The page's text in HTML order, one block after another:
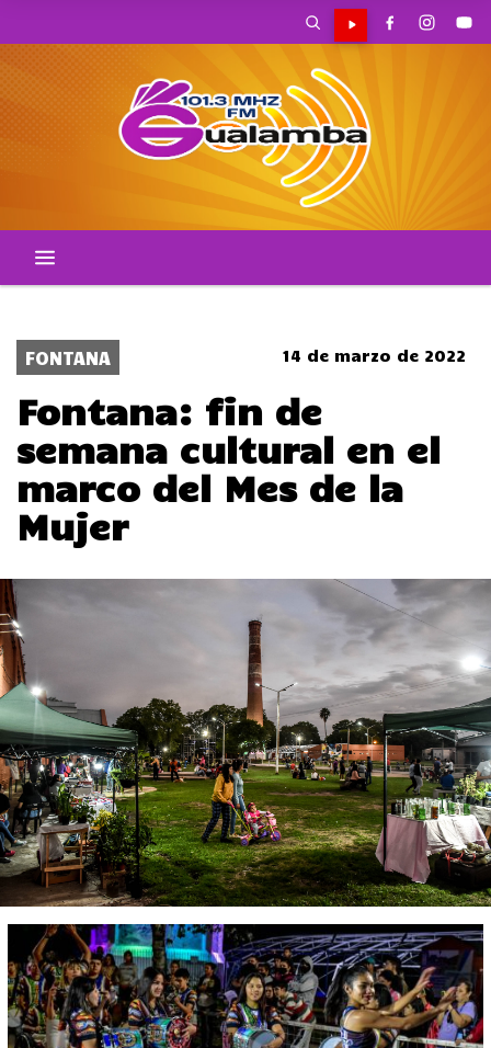
FONTANA 14 de marzo de 2022
Fontana: fin de
semana cultural en el
marco del Mes de la
Mujer